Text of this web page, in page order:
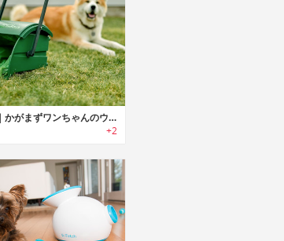
PooPail｜かがまずワンちゃんのウンチを処理する2-in-1プークリーナー「プーペイル」
+2